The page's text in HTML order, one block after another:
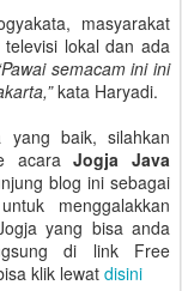
masyarakat
lokal dan ada
semacam ini ini
kata Haryadi.
yang baik, silahkan
acaraJogja Java
blog ini sebagai
menggalakkan
yang bisa anda
di link Free
klik lewat disini